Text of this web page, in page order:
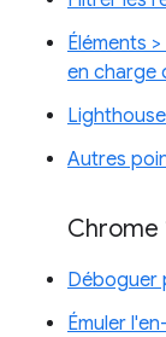
Éléments
en charge
Autres
Chrome
Déboguer
Émuler